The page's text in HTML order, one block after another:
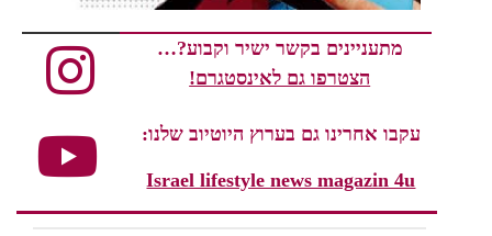
מתעניינים בקשר ישיר וקבוע?…
הצטרפו גם לאינסטגרם!
עקבו אחרינו גם בערוץ היוטיוב שלנו:
Israel lifestyle news magazin 4u